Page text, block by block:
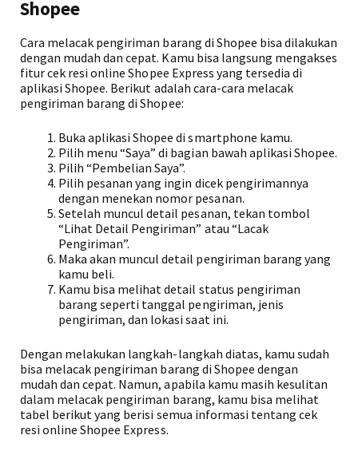
Shopee
Cara melacak pengiriman barang di Shopee bisa dilakukan
dengan mudah dan cepat. Kamu bisa langsung mengakses
fitur cek resi online Shopee Express yang tersedia di
aplikasi Shopee. Berikut adalah cara-cara melacak
pengiriman barang di Shopee:
Buka aplikasi Shopee di smartphone kamu.
Pilih menu “Saya” di bagian bawah aplikasi Shopee.
Pilih “Pembelian Saya”.
Pilih pesanan yang ingin dicek pengirimannya
dengan menekan nomor pesanan.
Setelah muncul detail pesanan, tekan tombol
“Lihat Detail Pengiriman” atau “Lacak
Pengiriman”.
Maka akan muncul detail pengiriman barang yang
kamu beli.
Kamu bisa melihat detail status pengiriman
barang seperti tanggal pengiriman, jenis
pengiriman, dan lokasi saat ini.
Dengan melakukan langkah-langkah diatas, kamu sudah
bisa melacak pengiriman barang di Shopee dengan
mudah dan cepat. Namun, apabila kamu masih kesulitan
dalam melacak pengiriman barang, kamu bisa melihat
tabel berikut yang berisi semua informasi tentang cek
resi online Shopee Express.